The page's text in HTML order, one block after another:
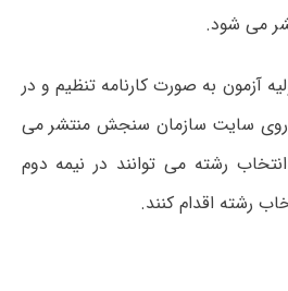
می شود.
آزمون به صورت کارنامه تنظیم و در
خردادماه ۹۹ بر روی سایت سازمان سنجش منتشر می
رشته می توانند در نیمه دوم